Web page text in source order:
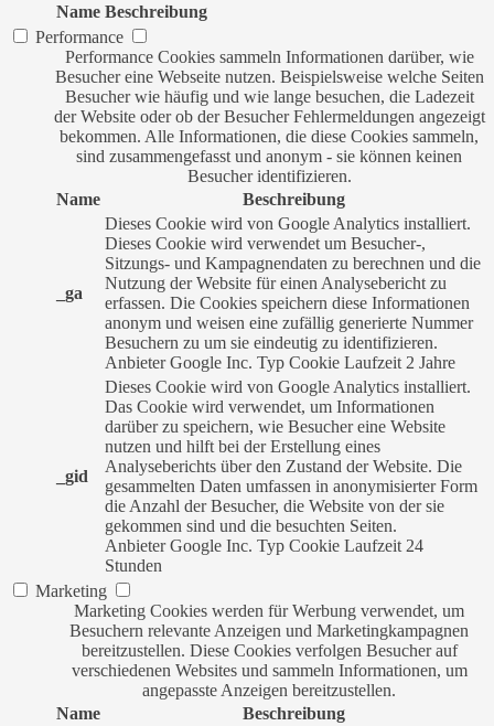
Name Beschreibung
Performance
Performance Cookies sammeln Informationen darüber, wie
Besucher eine Webseite nutzen. Beispielsweise welche Seiten
Besucher wie häufig und wie lange besuchen, die Ladezeit
der Website oder ob der Besucher Fehlermeldungen angezeigt
bekommen. Alle Informationen, die diese Cookies sammeln,
sind zusammengefasst und anonym - sie können keinen
Besucher identifizieren.
Name
Beschreibung
_ga
Dieses Cookie wird von Google Analytics installiert.
Dieses Cookie wird verwendet um Besucher-,
Sitzungs- und Kampagnendaten zu berechnen und die
Nutzung der Website für einen Analysebericht zu
erfassen. Die Cookies speichern diese Informationen
anonym und weisen eine zufällig generierte Nummer
Besuchern zu um sie eindeutig zu identifizieren.
Anbieter Google Inc. Typ Cookie Laufzeit 2 Jahre
_gid
Dieses Cookie wird von Google Analytics installiert.
Das Cookie wird verwendet, um Informationen
darüber zu speichern, wie Besucher eine Website
nutzen und hilft bei der Erstellung eines
Analyseberichts über den Zustand der Website. Die
gesammelten Daten umfassen in anonymisierter Form
die Anzahl der Besucher, die Website von der sie
gekommen sind und die besuchten Seiten.
Anbieter Google Inc. Typ Cookie Laufzeit 24
Stunden
Marketing
Marketing Cookies werden für Werbung verwendet, um
Besuchern relevante Anzeigen und Marketingkampagnen
bereitzustellen. Diese Cookies verfolgen Besucher auf
verschiedenen Websites und sammeln Informationen, um
angepasste Anzeigen bereitzustellen.
Name
Beschreibung